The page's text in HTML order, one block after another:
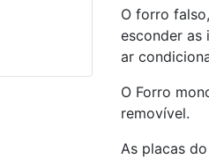
O forro
esconder as
ar
O Forro
removível.
As placas